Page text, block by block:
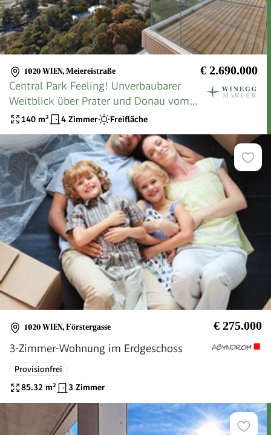
1020 WIEN, Meiereistraße € 2.690.000
Central Park Feeling! Unverbaubarer
Weitblick über Prater und Donau vom
25. Stock, Eckwohnung mit
Traumterrassen und Wintergarten
140 m² 4 Zimmer Freifläche
1020 WIEN, Förstergasse € 275.000
3-Zimmer-Wohnung im Erdgeschoss
Provisionfrei
85.32 m² 3 Zimmer